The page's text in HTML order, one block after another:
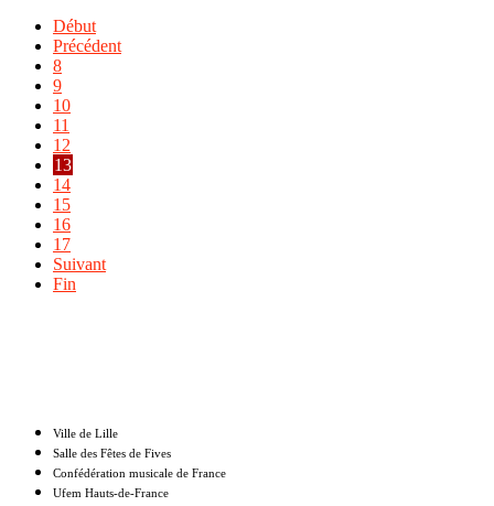
Début
Précédent
8
9
10
11
12
13
14
15
16
17
Suivant
Fin
Ville de Lille
Salle des Fêtes de Fives
Confédération musicale de France
Ufem Hauts-de-France